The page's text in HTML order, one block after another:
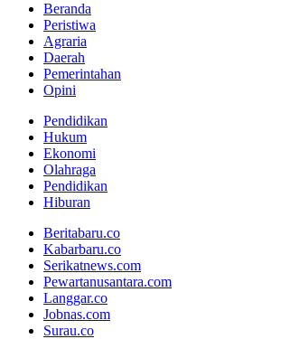
Beranda
Peristiwa
Agraria
Daerah
Pemerintahan
Opini
Pendidikan
Hukum
Ekonomi
Olahraga
Pendidikan
Hiburan
Beritabaru.co
Kabarbaru.co
Serikatnews.com
Pewartanusantara.com
Langgar.co
Jobnas.com
Surau.co